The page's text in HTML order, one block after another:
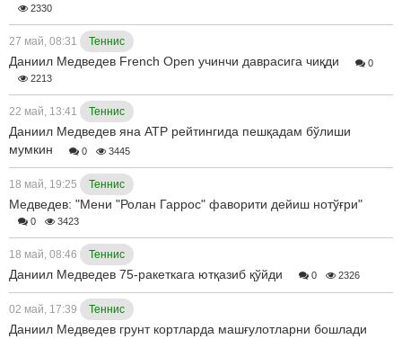
2330
27 май, 08:31 Теннис
Даниил Медведев French Open учинчи даврасига чиқди
0
2213
22 май, 13:41 Теннис
Даниил Медведев яна ATP рейтингида пешқадам бўлиши
мумкин
0 3445
18 май, 19:25 Теннис
Медведев: "Мени "Ролан Гаррос" фаворити дейиш нотўғри"
0 3423
18 май, 08:46 Теннис
Даниил Медведев 75-ракеткага ютқазиб қўйди 0 2326
02 май, 17:39 Теннис
Даниил Медведев грунт кортларда машғулотларни бошлади